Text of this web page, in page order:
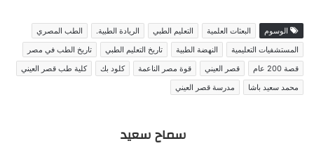
الوسوم البعثات العلمية التعليم الطبي الريادة الطبية.
الطب المصري
المستشفيات التعليمية
النهضة الطبية تاريخ التعليم الطبي
تاريخ الطب في مصر
قصة 200 عام
قصر العيني قوة مصر الناعمة كلود بك
كلية طب قصر العيني
محمد سعيد باشا
مدرسة قصر العيني
سماح سعيد